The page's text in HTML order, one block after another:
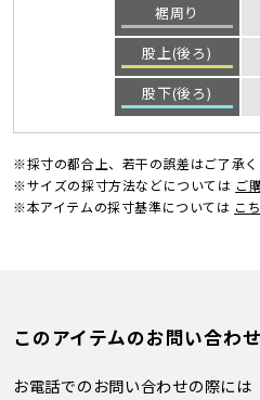
裾周り
股上(後ろ)
股下(後ろ)
※採寸の都合上、若干の誤差はご了承く
※サイズの採寸方法などについては ご
※本アイテムの採寸基準については こ
このアイテムのお問い合わ
お電話でのお問い合わせの際に